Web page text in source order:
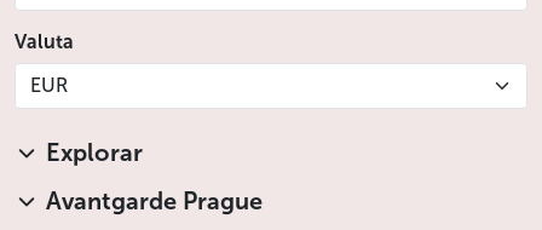
Valuta
EUR
Explorar
Avantgarde Prague